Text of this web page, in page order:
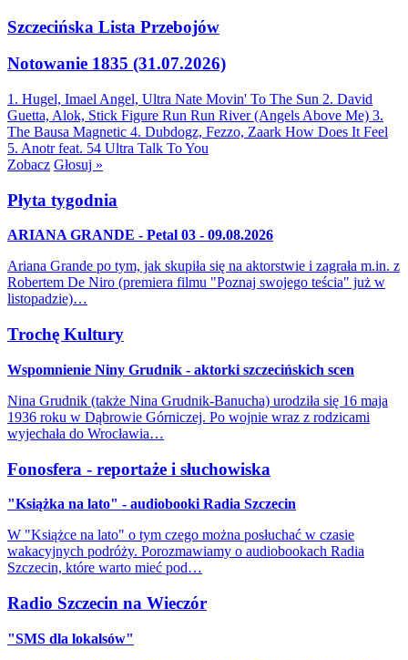
Szczecińska Lista Przebojów
Notowanie 1835 (31.07.2026)
1. Hugel, Imael Angel, Ultra Nate Movin' To The Sun 2. David
Guetta, Alok, Stick Figure Run Run River (Angels Above Me) 3.
The Bausa Magnetic 4. Dubdogz, Fezzo, Zaark How Does It Feel
5. Anotr feat. 54 Ultra Talk To You
Zobacz Głosuj »
Płyta tygodnia
ARIANA GRANDE - Petal 03 - 09.08.2026
Ariana Grande po tym, jak skupiła się na aktorstwie i zagrała m.in. z
Robertem De Niro (premiera filmu "Poznaj swojego teścia" już w
listopadzie)…
Trochę Kultury
Wspomnienie Niny Grudnik - aktorki szczecińskich scen
Nina Grudnik (także Nina Grudnik-Banucha) urodziła się 16 maja
1936 roku w Dąbrowie Górniczej. Po wojnie wraz z rodzicami
wyjechała do Wrocławia…
Fonosfera - reportaże i słuchowiska
"Książka na lato" - audiobooki Radia Szczecin
W "Książce na lato" o tym czego można posłuchać w czasie
wakacyjnych podróży. Porozmawiamy o audiobookach Radia
Szczecin, które warto mieć pod…
Radio Szczecin na Wieczór
"SMS dla lokalsów"